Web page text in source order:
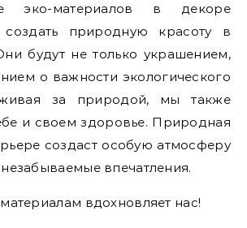
эко-материалов в декоре
природную красоту в
будут не только украшением,
о важности экологического
за природой, мы также
и своем здоровье. Природная
создаст особую атмосферу
впечатления.
вдохновляет нас!